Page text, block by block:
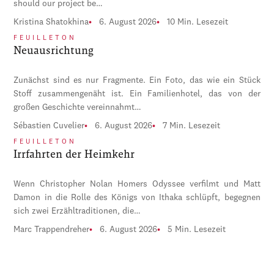
should our project be…
Kristina Shatokhina 6. August 2026 10 Min. Lesezeit
FEUILLETON
Neuausrichtung
Zunächst sind es nur Fragmente. Ein Foto, das wie ein Stück
Stoff zusammengenäht ist. Ein Familienhotel, das von der
großen Geschichte vereinnahmt…
Sébastien Cuvelier 6. August 2026 7 Min. Lesezeit
FEUILLETON
Irrfahrten der Heimkehr
Wenn Christopher Nolan Homers Odyssee verfilmt und Matt
Damon in die Rolle des Königs von Ithaka schlüpft, begegnen
sich zwei Erzähltraditionen, die…
Marc Trappendreher 6. August 2026 5 Min. Lesezeit